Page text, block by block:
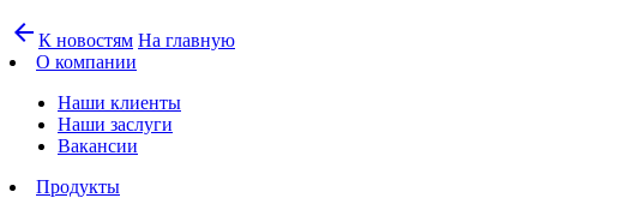
arrow_back К новостям На главную
О компании
Наши клиенты
Наши заслуги
Вакансии
Продукты